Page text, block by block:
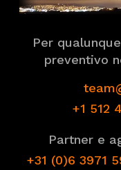
Per
preventivo
+1 512
Partner e
+31 (0)6 3971